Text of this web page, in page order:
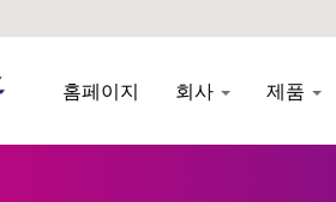
홈페이지 회사 제품